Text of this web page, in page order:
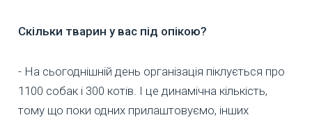
Скільки тварин у вас під опікою?
- На сьогоднішній день організація піклується про
1100 собак і 300 котів. І це динамічна кількість,
тому що поки одних прилаштовуємо, інших